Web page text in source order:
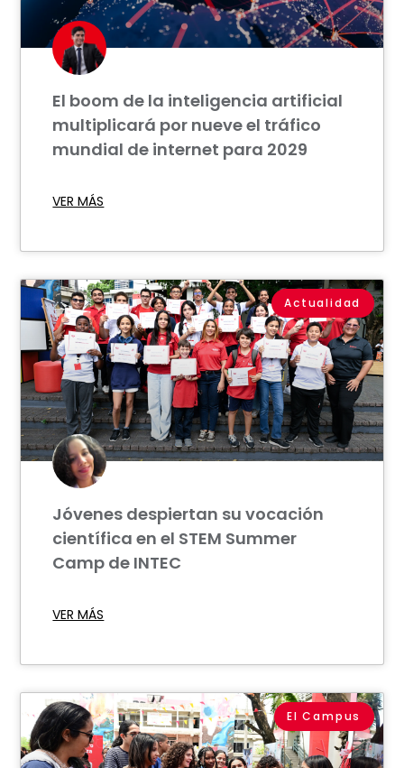
El boom de la inteligencia artificial
multiplicará por nueve el tráfico
mundial de internet para 2029
VER MÁS
Actualidad
Jóvenes despiertan su vocación
científica en el STEM Summer
Camp de INTEC
VER MÁS
El Campus